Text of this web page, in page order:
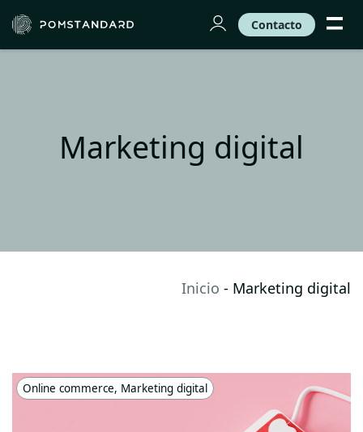
Contacto
Marketing digital
Inicio - Marketing digital
Online commerce, Marketing digital